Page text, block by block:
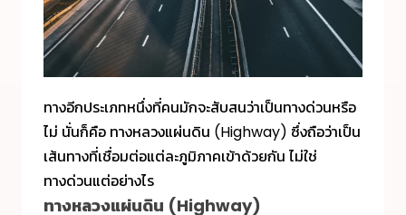
ทางอีกประเภทหนึ่งที่คนมักจะสับสนว่าเป็นทางด่วนหรือ
ไม่ นั่นก็คือ ทางหลวงแผ่นดิน (Highway) ซึ่งถือว่าเป็น
เส้นทางที่เชื่อมต่อแต่ละภูมิภาคเข้าด้วยกัน ไม่ใช่
ทางด่วนแต่อย่างไร
ทางหลวงแผ่นดิน (Highway)